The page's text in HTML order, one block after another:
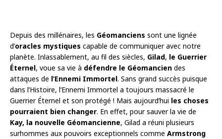
Depuis des millénaires, les Géomanciens sont une lignée
d’oracles mystiques capable de communiquer avec notre
planète. Inlassablement, au fil des siècles, Gilad, le Guerrier
Éternel, voue sa vie à défendre le Géomancien des
attaques de l’Ennemi Immortel. Sans grand succès puisque
dans l’Histoire, l’Ennemi Immortel a toujours massacré le
Guerrier Éternel et son protégé ! Mais aujourd’hui les choses
pourraient bien changer. En effet, pour sauver la vie de
Kay, la nouvelle Géomancienne, Gilad a réuni plusieurs
surhommes aux pouvoirs exceptionnels comme Armstrong